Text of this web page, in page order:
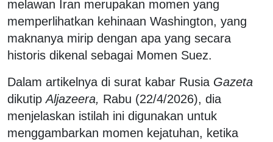
melawan Iran merupakan momen yang
memperlihatkan kehinaan Washington, yang
maknanya mirip dengan apa yang secara
historis dikenal sebagai Momen Suez.
Dalam artikelnya di surat kabar Rusia Gazeta
dikutipAljazeera, Rabu (22/4/2026), dia
menjelaskan istilah ini digunakan untuk
menggambarkan momen kejatuhan, ketika